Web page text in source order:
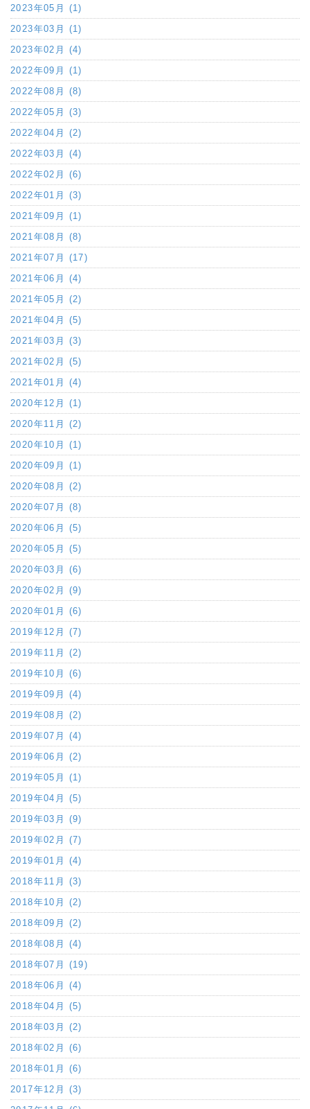
2023年05月 (1)
2023年03月 (1)
2023年02月 (4)
2022年09月 (1)
2022年08月 (8)
2022年05月 (3)
2022年04月 (2)
2022年03月 (4)
2022年02月 (6)
2022年01月 (3)
2021年09月 (1)
2021年08月 (8)
2021年07月 (17)
2021年06月 (4)
2021年05月 (2)
2021年04月 (5)
2021年03月 (3)
2021年02月 (5)
2021年01月 (4)
2020年12月 (1)
2020年11月 (2)
2020年10月 (1)
2020年09月 (1)
2020年08月 (2)
2020年07月 (8)
2020年06月 (5)
2020年05月 (5)
2020年03月 (6)
2020年02月 (9)
2020年01月 (6)
2019年12月 (7)
2019年11月 (2)
2019年10月 (6)
2019年09月 (4)
2019年08月 (2)
2019年07月 (4)
2019年06月 (2)
2019年05月 (1)
2019年04月 (5)
2019年03月 (9)
2019年02月 (7)
2019年01月 (4)
2018年11月 (3)
2018年10月 (2)
2018年09月 (2)
2018年08月 (4)
2018年07月 (19)
2018年06月 (4)
2018年04月 (5)
2018年03月 (2)
2018年02月 (6)
2018年01月 (6)
2017年12月 (3)